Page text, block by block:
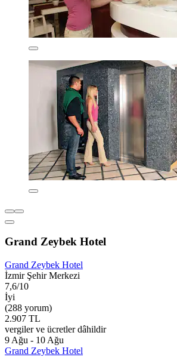
Grand Zeybek Hotel
Grand Zeybek Hotel
İzmir Şehir Merkezi
7,6/10
İyi
(288 yorum)
2.907 TL
vergiler ve ücretler dâhildir
9 Ağu - 10 Ağu
Grand Zeybek Hotel